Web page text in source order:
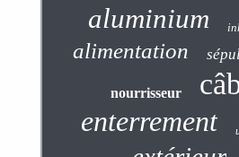
aluminium
alimentation
nourrisseur
enterrement